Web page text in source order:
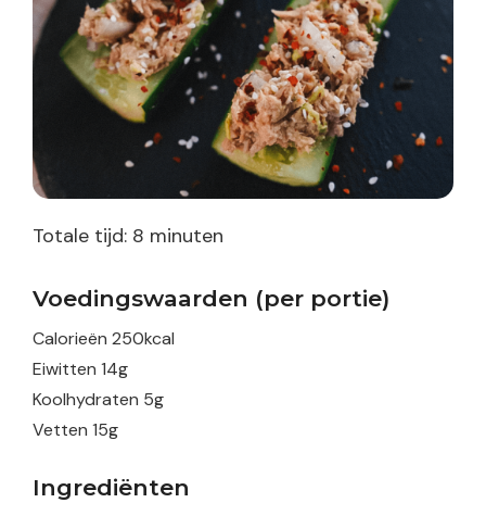
Totale tijd: 8 minuten
minuten
Voedingswaarden (per portie)
Calorieën 250kcal
Eiwitten 14g
Koolhydraten 5g
Vetten 15g
Ingrediënten